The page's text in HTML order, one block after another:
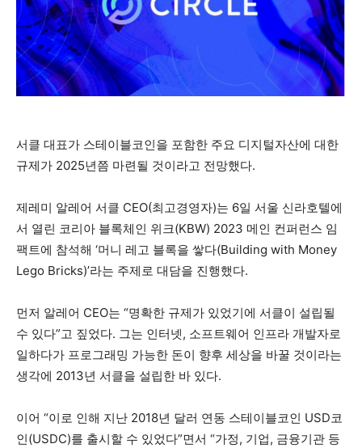
서클 대표가 스테이블코인을 포함한 주요 디지털자산에 대한
규제가 2025년쯤 마련될 것이라고 전망했다.
제레미 알레어 서클 CEO(최고경영자)는 6일 서울 신라호텔에
서 열린 코리아 블록체인 위크(KBW) 2023 메인 컨퍼런스 임
팩트에 참석해 ‘머니 레고 블록을 쌓다(Building with Money
Lego Bricks)’라는 주제로 대담을 진행했다.
먼저 알레어 CEO는 “명확한 규제가 있었기에 서클이 설립될
수 있다”고 짚었다. 그는 인터넷, 소프트웨어 인프라 개발자로
일하다가 프로그래밍 가능한 돈이 향후 세상을 바꿀 것이라는
생각에 2013년 서클을 설립한 바 있다.
이어 “이로 인해 지난 2018년 달러 연동 스테이블코인 USD코
인(USDC)를 출시할 수 있었다”면서 “가정, 기업, 금융기관 등